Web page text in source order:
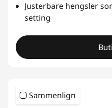
Justerbare hengsler
setting
Sammenlign